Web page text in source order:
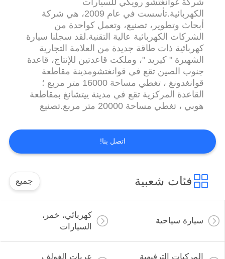
الكهربائية.تأسست في عام 2009، هي شركة
أبحاث وتطوير، تصنيع، وتعمل كواحدة من
الشركات الكهربائية عالية التقنية.لقد سجلنا سيارة
كهربائية ذات طاقة جديدة من العلامة التجارية
الشهيرة " كيريد "، وملكت قاعدتين للإنتاج، قاعدة
جنوب الصين تقع في قوانغتشومدينة مقاطعة
قوانغدونغ ، تغطي مساحة 16000 متر مربع ؛
القاعدة المركزية تقع في مدينة ييتشانغ بمقاطعة
هوبي ، تغطي مساحة 20000 متر مربع.تصنيع
المنتجات تغطي:السيارة الكهربائية،عربة الغولف
الكهربائية،سيارة السياحة الكهربائية،سيارة الدورية
الكهربائية،سيارة القديمة الكهربائية،سيارة الصرف
اتصل بنا!
فئات شعبية جميع
سيارة سياحية
كهربائي، خمر،
السيارات
المركبات الترفيهية عربات الغولف